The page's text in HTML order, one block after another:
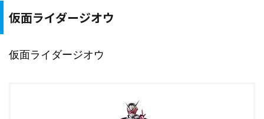
仮面ライダージオウ
仮面ライダージオウ